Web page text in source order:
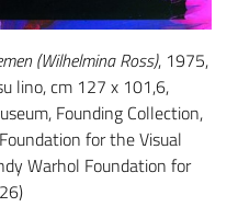
(Wilhelmina Ross), 1975,
lino, cm 127 x 101,6,
Founding Collection,
for the Visual
Warhol Foundation for